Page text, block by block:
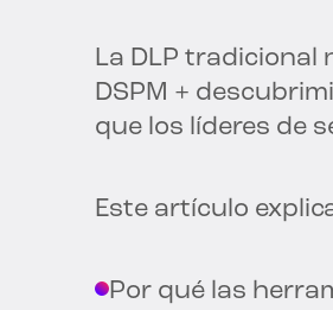
La DLP tradicional
DSPM +
que los líderes de
Este artículo
Por qué las